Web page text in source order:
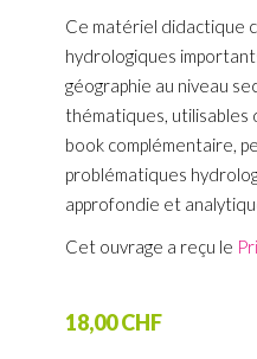
Ce matériel didactique
hydrologiques
géographie au niveau
thématiques, utilisables
book complémentaire,
problématiques
approfondie et
Cet ouvrage a reçu le
18,00 CHF